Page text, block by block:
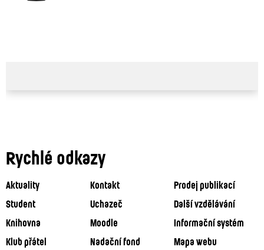
Rychlé odkazy
Aktuality Kontakt
Prodej publikací
Student
Uchazeč
Další vzdělávání
Knihovna
Moodle
Informační systém
Klub přátel
Nadační fond Mapa webu